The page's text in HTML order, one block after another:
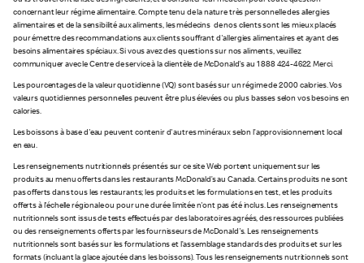
concernant leur régime alimentaire. Compte tenu de la nature très personnelle des allergies
alimentaires et de la sensibilité aux aliments, les médecins de nos clients sont les mieux placés
pour émettre des recommandations aux clients souffrant d'allergies alimentaires et ayant des
besoins alimentaires spéciaux. Si vous avez des questions sur nos aliments, veuillez
communiquer avec le Centre de service à la clientèle de McDonald's au 1 888 424-4622. Merci.
Les pourcentages de la valeur quotidienne (VQ) sont basés sur un régime de 2 000 calories. Vos
valeurs quotidiennes personnelles peuvent être plus élevées ou plus basses selon vos besoins en
calories.
Les boissons à base d'eau peuvent contenir d'autres minéraux selon l’approvisionnement local
en eau.
Les renseignements nutritionnels présentés sur ce site Web portent uniquement sur les
produits au menu offerts dans les restaurants McDonald’s au Canada. Certains produits ne sont
pas offerts dans tous les restaurants; les produits et les formulations en test, et les produits
offerts à l'échelle régionale ou pour une durée limitée n'ont pas été inclus. Les renseignements
nutritionnels sont issus de tests effectués par des laboratoires agréés, des ressources publiées
ou des renseignements offerts par les fournisseurs de McDonald's. Les renseignements
nutritionnels sont basés sur les formulations et l’assemblage standards des produits et sur les
formats (incluant la glace ajoutée dans les boissons). Tous les renseignements nutritionnels sont